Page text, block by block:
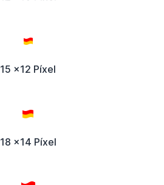
15 x12 Píxel
18 x14 Píxel